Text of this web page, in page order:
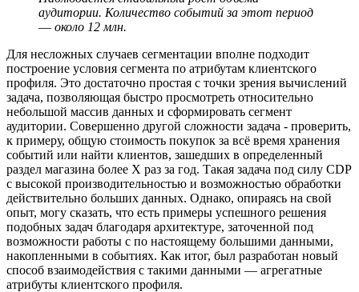
аудитории. Количество событий за этот период
― около 12 млн.
Для несложных случаев сегментации вполне подходит
построение условия сегмента по атрибутам клиентского
профиля. Это достаточно простая с точки зрения вычислений
задача, позволяющая быстро просмотреть относительно
небольшой массив данных и сформировать сегмент
аудитории. Совершенно другой сложности задача - проверить,
к примеру, общую стоимость покупок за всё время хранения
событий или найти клиентов, зашедших в определенный
раздел магазина более Х раз за год. Такая задача под силу CDP
с высокой производительностью и возможностью обработки
действительно больших данных. Однако, опираясь на свой
опыт, могу сказать, что есть примеры успешного решения
подобных задач благодаря архитектуре, заточенной под
возможности работы с по настоящему большими данными,
накопленными в событиях. Как итог, был разработан новый
способ взаимодействия с такими данными ― агрегатные
атрибуты клиентского профиля.